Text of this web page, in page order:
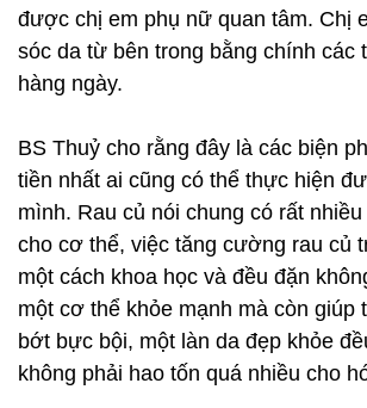
được chị em phụ nữ quan tâm. Chị
sóc da từ bên trong bằng chính các
hàng ngày.
BS Thuỷ cho rằng đây là các biện
tiền nhất ai cũng có thể thực hiện
mình. Rau củ nói chung có rất
cho cơ thể, việc tăng cường rau củ
một cách khoa học và đều đặn
một cơ thể khỏe mạnh mà còn giúp
bớt bực bội, một làn da đẹp khỏe
không phải hao tốn quá nhiều cho